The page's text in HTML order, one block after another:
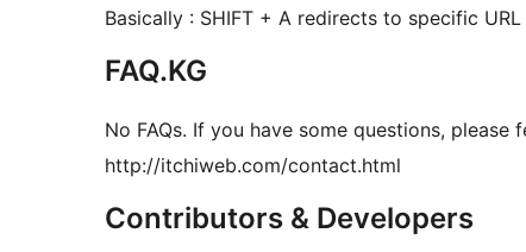
Basically : SHIFT + A redirects to specific URL
FAQ.KG
No FAQs. If you have some questions,
http://itchiweb.com/contact.html
Contributors & Developers